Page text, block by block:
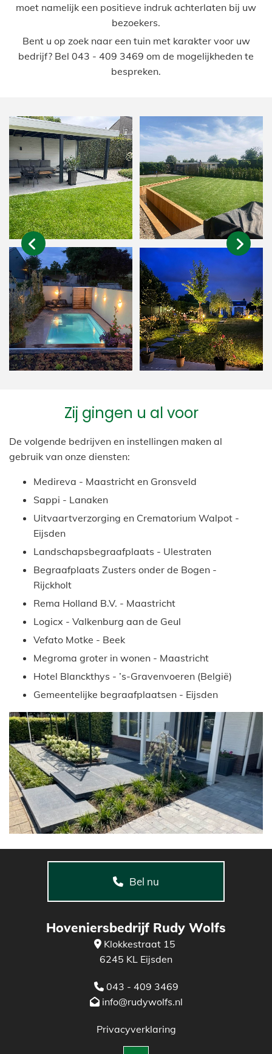
moet namelijk een positieve indruk achterlaten bij uw
bezoekers.
Bent u op zoek naar een tuin met karakter voor uw
bedrijf? Bel 043 - 409 3469 om de mogelijkheden te
bespreken.
Zij gingen u al voor
De volgende bedrijven en instellingen maken al
gebruik van onze diensten:
Medireva - Maastricht en Gronsveld
Sappi - Lanaken
Uitvaartverzorging en Crematorium Walpot -
Eijsden
Landschapsbegraafplaats - Ulestraten
Begraafplaats Zusters onder de Bogen -
Rijckholt
Rema Holland B.V. - Maastricht
Logicx - Valkenburg aan de Geul
Vefato Motke - Beek
Megroma groter in wonen - Maastricht
Hotel Blanckthys - ’s-Gravenvoeren (België)
Gemeentelijke begraafplaatsen - Eijsden
Bel nu
Hoveniersbedrijf Rudy Wolfs
 Klokkestraat 15
6245 KL Eijsden
 043 - 409 3469
 info@rudywolfs.nl
Privacyverklaring